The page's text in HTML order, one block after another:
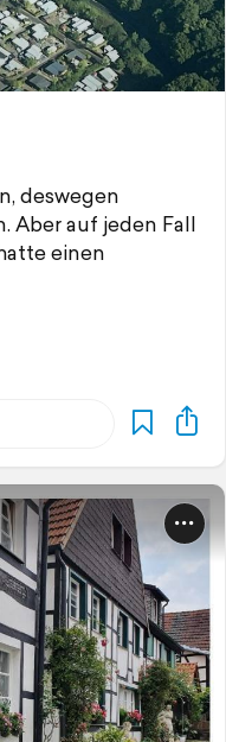
deswegen
Aber auf jeden Fall
einen